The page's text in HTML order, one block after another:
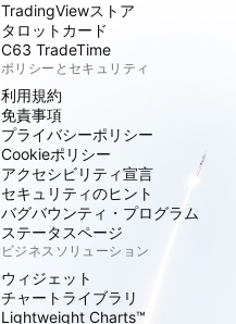
TradingViewストア
タロットカード
C63 TradeTime
ポリシーとセキュリティ
利用規約
免責事項
プライバシーポリシー
Cookieポリシー
アクセシビリティ宣言
セキュリティのヒント
バグバウンティ・プログラム
ステータスページ
ビジネスソリューション
ウィジェット
チャートライブラリ
Lightweight Charts™